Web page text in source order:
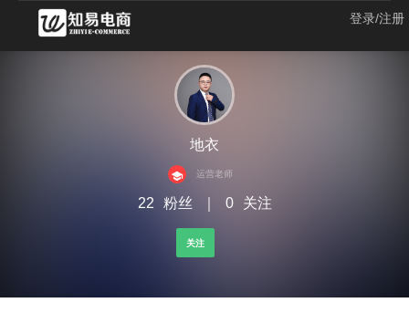
登录/注册
地衣
运营老师
22 粉丝 0 关注
关注